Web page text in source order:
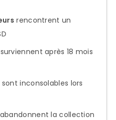
rencontrent un
surviennent après 18 mois
sont inconsolables lors
la collection